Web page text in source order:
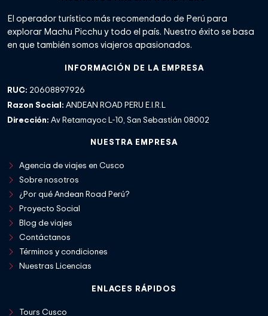
El operador turístico más recomendado de Perú para
explorar Machu Picchu y todo el país. Nuestro éxito se basa
en que también somos viajeros apasionados.
INFORMACIÓN DE LA EMPRESA
RUC: 20608897926
Razon Social: ANDEAN ROAD PERU E.I.R.L
Dirección: Av Retamayoc L-10, San Sebastián 08002
NUESTRA EMPRESA
Agencia de viajes en Cusco
Sobre nosotros
¿Por qué Andean Road Perú?
Proyecto Social
Blog de viajes
Contáctanos
Términos y condiciones
Nuestras Licencias
ENLACES RÁPIDOS
Tours Cusco